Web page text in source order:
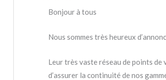
Bonjour à tous
Nous sommes très heureux
Leur très vaste réseau de points
d’assurer la continuité de nos